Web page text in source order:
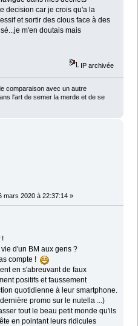
decision car je crois qu'a la
et sortir des clous face à des
m'en doutais mais
IP archivée
comparaison avec un autre
l'art de semer la merde et de se
mars 2020 à 22:37:14 »
!
d'un BM aux gens ?
compte !
en s'abreuvant de faux
positifs et faussement
quotidienne à leur smartphone.
promo sur le nutella ...)
tout le beau petit monde qu'ils
en pointant leurs ridicules